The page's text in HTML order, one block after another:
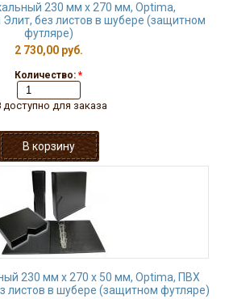
230 мм х 270 мм, Optima,
Элит, без листов в шубере (защитном
футляре)
2 730,00 руб.
Количество: *
доступно для заказа
230 мм х 270 х 50 мм, Optima, ПВХ
листов в шубере (защитном футляре)